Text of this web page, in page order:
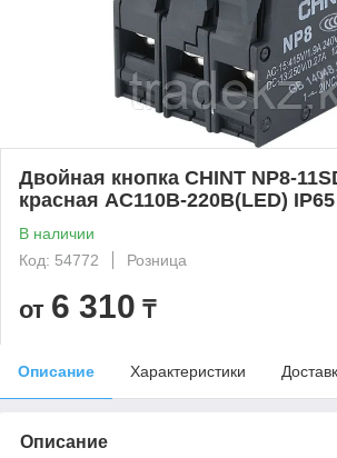
Двойная кнопка CHINT NP8-
красная AC110В-220В(LED) IP65
В наличии
Код: 54772
Розница
от 6 310 ₸
Описание Характеристики
Описание